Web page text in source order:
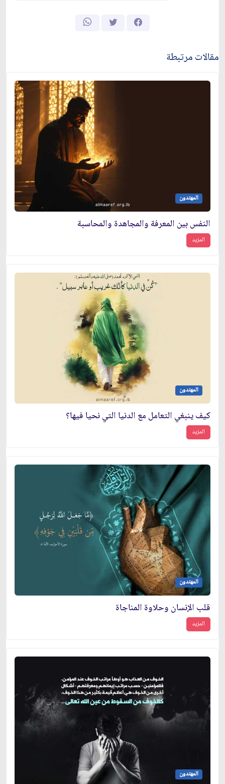
مقالات مرتبطة
المهتدون
النفس بين المعرفة والمجاهدة والمحاسبة
المزيد
المهتدون
كيف ينبغي التعامل مع الدنيا التي نحيا فيها؟
المزيد
المهتدون
قلب الإنسان وحلاوة المناجاة
المزيد
المهتدون